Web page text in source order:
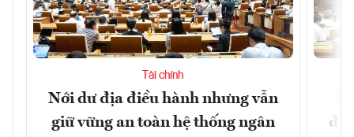
Tài chính
Nới dư địa điều hành nhưng vẫn
giữ vững an toàn hệ thống ngân